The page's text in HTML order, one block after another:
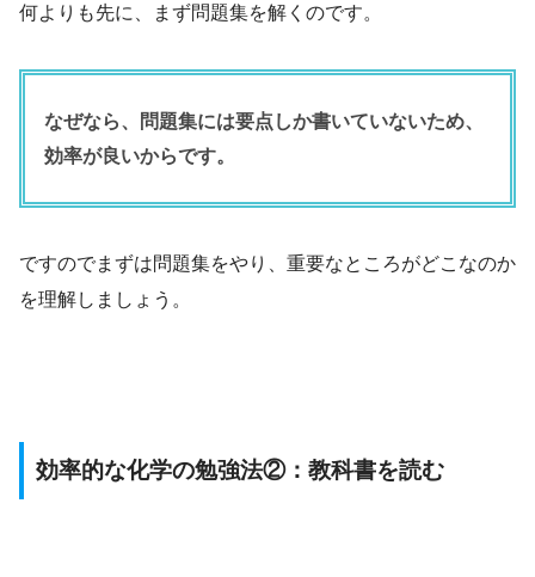
何よりも先に、まず問題集を解くのです。
なぜなら、問題集には要点しか書いていないため、
効率が良いからです。
ですのでまずは問題集をやり、重要なところがどこなのか
を理解しましょう。
効率的な化学の勉強法②：教科書を読む